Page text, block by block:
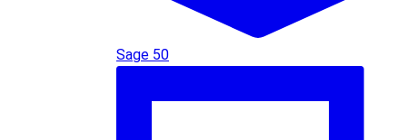
Sage 50